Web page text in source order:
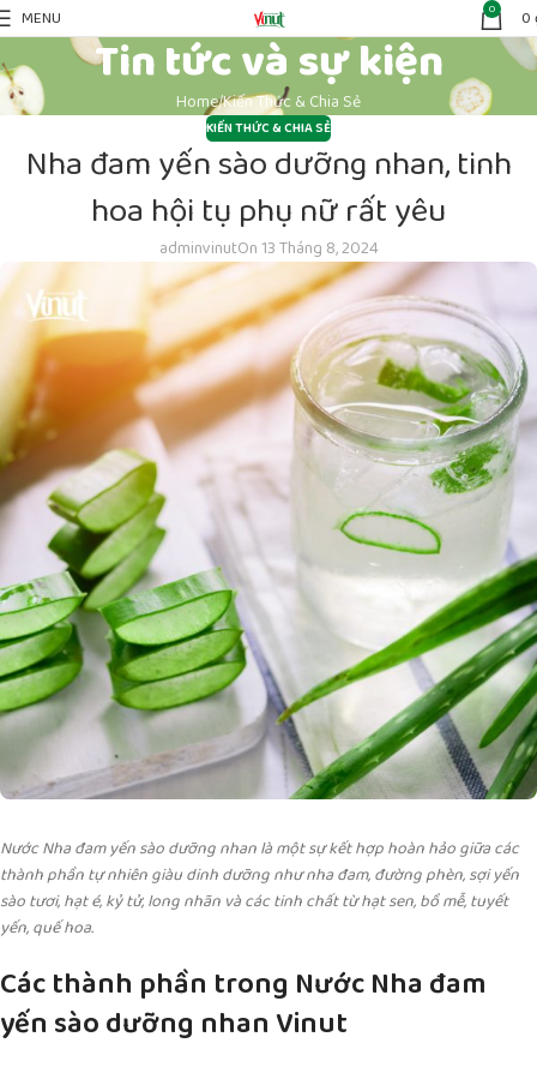
MENU 0 0
Tin tức và sự kiện
HomeKiến Thức & Chia Sẻ
KIẾN THỨC & CHIA SẺ
Nha đam yến sào dưỡng nhan, tinh
hoa hội tụ phụ nữ rất yêu
adminvinutOn 13 Tháng 8, 2024
Nước Nha đam yến sào dưỡng nhan là một sự kết hợp hoàn hảo giữa các
thành phần tự nhiên giàu dinh dưỡng như nha đam, đường phèn, sợi yến
sào tươi, hạt é, kỷ tử, long nhãn và các tinh chất từ hạt sen, bồ mễ, tuyết
yến, quế hoa.
Các thành phần trong Nước Nha đam
yến sào dưỡng nhan Vinut